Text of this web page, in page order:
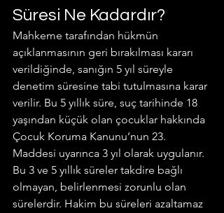
Süresi Ne Kadardır?
Mahkeme tarafından hükmün
açıklanmasının geri bırakılması kararı
verildiğinde, sanığın 5 yıl süreyle
denetim süresine tabi tutulmasına karar
verilir. Bu 5 yıllık süre, suç tarihinde 18
yaşından küçük olan çocuklar hakkında
Çocuk Koruma Kanunu’nun 23.
Maddesi uyarınca 3 yıl olarak uygulanır.
Bu 3 ve 5 yıllık süreler takdire bağlı
olmayan, belirlenmesi zorunlu olan
sürelerdir. Hakim bu süreleri azaltamaz